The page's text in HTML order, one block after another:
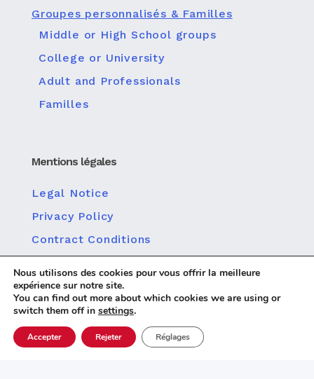
Groupes personnalisés & Familles
Middle or High School groups
College or University
Adult and Professionals
Familles
Mentions légales
Legal Notice
Privacy Policy
Contract Conditions
personnelles
Politique en matière de cookies
Nous utilisons des cookies pour vous offrir la meilleure
expérience sur notre site.
You can find out more about which cookies we are using or
switch them off in settings.
Accepter Rejeter Réglages